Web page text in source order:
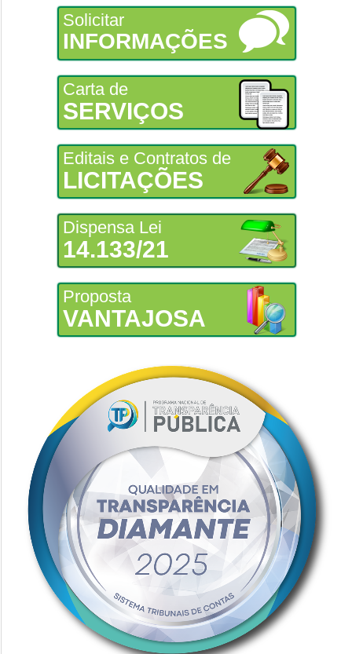
Solicitar
INFORMAÇÕES
Carta de
SERVIÇOS
Editais e Contratos de
LICITAÇÕES
Dispensa Lei
14.133/21
Proposta
VANTAJOSA